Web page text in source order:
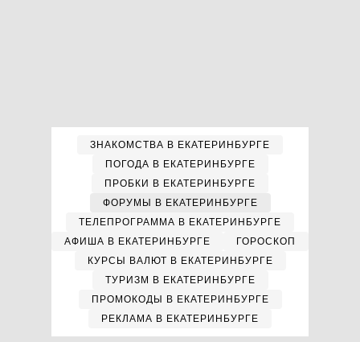
ЗНАКОМСТВА В ЕКАТЕРИНБУРГЕ
ПОГОДА В ЕКАТЕРИНБУРГЕ
ПРОБКИ В ЕКАТЕРИНБУРГЕ
ФОРУМЫ В ЕКАТЕРИНБУРГЕ
ТЕЛЕПРОГРАММА В ЕКАТЕРИНБУРГЕ
АФИША В ЕКАТЕРИНБУРГЕ
ГОРОСКОП
КУРСЫ ВАЛЮТ В ЕКАТЕРИНБУРГЕ
ТУРИЗМ В ЕКАТЕРИНБУРГЕ
ПРОМОКОДЫ В ЕКАТЕРИНБУРГЕ
РЕКЛАМА В ЕКАТЕРИНБУРГЕ